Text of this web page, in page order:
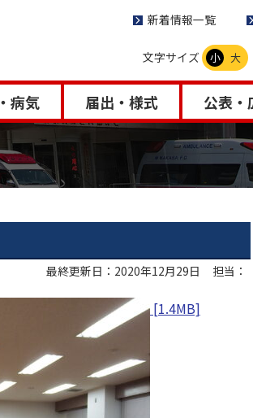
新着情報一覧
文字サイズ 小 大
病気 届出・様式 公表・
最終更新日：2020年12月29日 担当：
[1.4MB]